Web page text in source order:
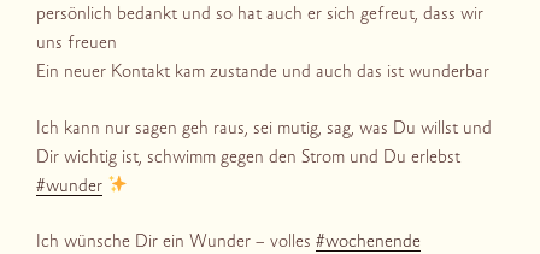
persönlich bedankt und so hat auch er sich gefreut, dass wir
uns freuen
Ein neuer Kontakt kam zustande und auch das ist wunderbar
Ich kann nur sagen geh raus, sei mutig, sag, was Du willst und
Dir wichtig ist, schwimm gegen den Strom und Du erlebst
#wunder
Ich wünsche Dir ein Wunder – volles #wochenende